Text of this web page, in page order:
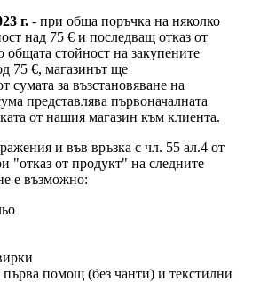
г.- при обща поръчка на няколко
над 75 € и последващ отказ от
общата стойност на закупените
75 €, магазинът ще
сумата за възстановяване на
представлява първоначалната
от нашия магазин към клиента.
и във връзка с чл. 55 ал.4 от
"отказ от продукт" на следните
е възможно:
първа помощ (без чанти) и текстилни